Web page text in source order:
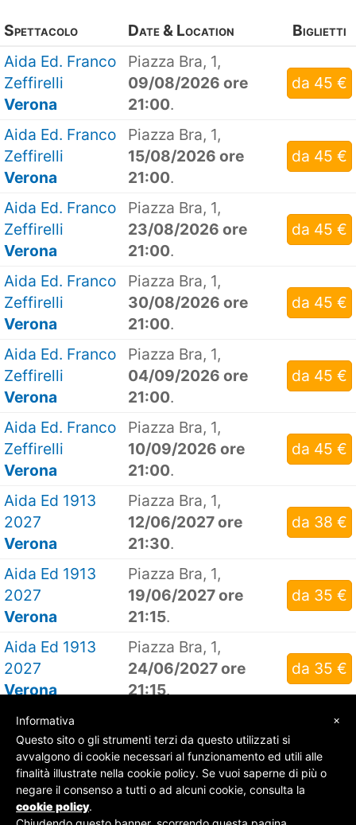
Spettacolo Date & Location
Biglietti
Aida Ed. Franco
Zeffirelli
Verona
Piazza Bra, 1,
09/08/2026 ore
21:00.
da 45 €
Aida Ed. Franco
Zeffirelli
Verona
Piazza Bra, 1,
15/08/2026 ore
21:00.
da 45 €
Aida Ed. Franco
Zeffirelli
Verona
Piazza Bra, 1,
23/08/2026 ore
21:00.
da 45 €
Aida Ed. Franco
Zeffirelli
Verona
Piazza Bra, 1,
30/08/2026 ore
21:00.
da 45 €
Aida Ed. Franco
Zeffirelli
Verona
Piazza Bra, 1,
04/09/2026 ore
21:00.
da 45 €
Aida Ed. Franco
Zeffirelli
Verona
Piazza Bra, 1,
10/09/2026 ore
21:00.
da 45 €
Aida Ed 1913
2027
Verona
Piazza Bra, 1,
12/06/2027 ore
21:30.
da 38 €
Aida Ed 1913
2027
Verona
Piazza Bra, 1,
19/06/2027 ore
21:15.
da 35 €
Aida Ed 1913
2027
Verona
Piazza Bra, 1,
24/06/2027 ore
21:15.
da 35 €
© SOS Biglietti - P.Iva 09162100961 -Chi Siamo
Contatti-Privacy Policy
×
Informativa
Questo sito o gli strumenti terzi da questo utilizzati si
avvalgono di cookie necessari al funzionamento ed utili alle
finalità illustrate nella cookie policy. Se vuoi saperne di più o
negare il consenso a tutti o ad alcuni cookie, consulta la
cookie policy.